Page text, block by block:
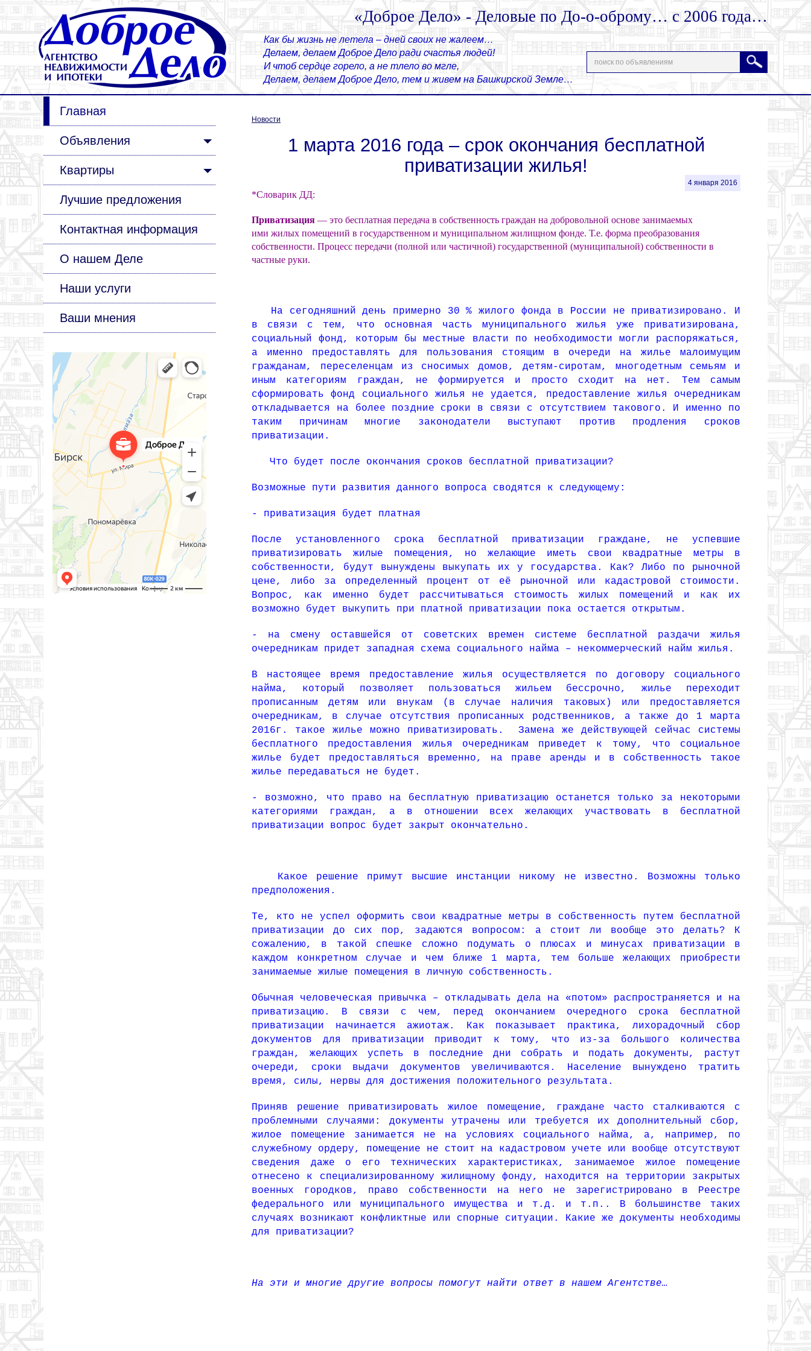
«Доброе Дело» - Деловые по До-о-оброму… с 2006 года…
Как бы жизнь не летела – дней своих не жалеем…
Делаем, делаем Доброе Дело ради счастья людей!
И чтоб сердце горело, а не тлело во мгле,
Делаем, делаем Доброе Дело, тем и живем на Башкирской Земле…
Главная
Объявления
Квартиры
Лучшие предложения
Контактная информация
О нашем Деле
Наши услуги
Ваши мнения
Новости
1 марта 2016 года – срок окончания бесплатной
приватизации жилья!
4 января 2016
*Словарик ДД:
Приватизация — это бесплатная передача в собственность граждан на добровольной основе занимаемых
ими жилых помещений в государственном и муниципальном жилищном фонде. Т.е. форма преобразования
собственности. Процесс передачи (полной или частичной) государственной (муниципальной) собственности в
частные руки.
На сегодняшний день примерно 30 % жилого фонда в России не приватизировано. И
в связи с тем, что основная часть муниципального жилья уже приватизирована,
социальный фонд, которым бы местные власти по необходимости могли распоряжаться,
а именно предоставлять для пользования стоящим в очереди на жилье малоимущим
гражданам, переселенцам из сносимых домов, детям-сиротам, многодетным семьям и
иным категориям граждан, не формируется и просто сходит на нет. Тем самым
сформировать фонд социального жилья не удается, предоставление жилья очередникам
откладывается на более поздние сроки в связи с отсутствием такового. И именно по
таким причинам многие законодатели выступают против продления сроков
приватизации.
Что будет после окончания сроков бесплатной приватизации?
Возможные пути развития данного вопроса сводятся к следующему:
- приватизация будет платная
После установленного срока бесплатной приватизации граждане, не успевшие
приватизировать жилые помещения, но желающие иметь свои квадратные метры в
собственности, будут вынуждены выкупать их у государства. Как? Либо по рыночной
цене, либо за определенный процент от её рыночной или кадастровой стоимости.
Вопрос, как именно будет рассчитываться стоимость жилых помещений и как их
возможно будет выкупить при платной приватизации пока остается открытым.
- на смену оставшейся от советских времен системе бесплатной раздачи жилья
очередникам придет западная схема социального найма – некоммерческий найм жилья.
В настоящее время предоставление жилья осуществляется по договору социального
найма, который позволяет пользоваться жильем бессрочно, жилье переходит
прописанным детям или внукам (в случае наличия таковых) или предоставляется
очередникам, в случае отсутствия прописанных родственников, а также до 1 марта
2016г. такое жилье можно приватизировать. Замена же действующей сейчас системы
бесплатного предоставления жилья очередникам приведет к тому, что социальное
жилье будет предоставляться временно, на праве аренды и в собственность такое
жилье передаваться не будет.
- возможно, что право на бесплатную приватизацию останется только за некоторыми
категориями граждан, а в отношении всех желающих участвовать в бесплатной
приватизации вопрос будет закрыт окончательно.
Какое решение примут высшие инстанции никому не известно. Возможны только
предположения.
Те, кто не успел оформить свои квадратные метры в собственность путем бесплатной
приватизации до сих пор, задаются вопросом: а стоит ли вообще это делать? К
сожалению, в такой спешке сложно подумать о плюсах и минусах приватизации в
каждом конкретном случае и чем ближе 1 марта, тем больше желающих приобрести
занимаемые жилые помещения в личную собственность.
Обычная человеческая привычка – откладывать дела на «потом» распространяется и на
приватизацию. В связи с чем, перед окончанием очередного срока бесплатной
приватизации начинается ажиотаж. Как показывает практика, лихорадочный сбор
документов для приватизации приводит к тому, что из-за большого количества
граждан, желающих успеть в последние дни собрать и подать документы, растут
очереди, сроки выдачи документов увеличиваются. Население вынуждено тратить
время, силы, нервы для достижения положительного результата.
Приняв решение приватизировать жилое помещение, граждане часто сталкиваются с
проблемными случаями: документы утрачены или требуется их дополнительный сбор,
жилое помещение занимается не на условиях социального найма, а, например, по
служебному ордеру, помещение не стоит на кадастровом учете или вообще отсутствуют
сведения даже о его технических характеристиках, занимаемое жилое помещение
отнесено к специализированному жилищному фонду, находится на территории закрытых
военных городков, право собственности на него не зарегистрировано в Реестре
федерального или муниципального имущества и т.д. и т.п.. В большинстве таких
случаях возникают конфликтные или спорные ситуации. Какие же документы необходимы
для приватизации?
На эти и многие другие вопросы помогут найти ответ в нашем Агентстве…